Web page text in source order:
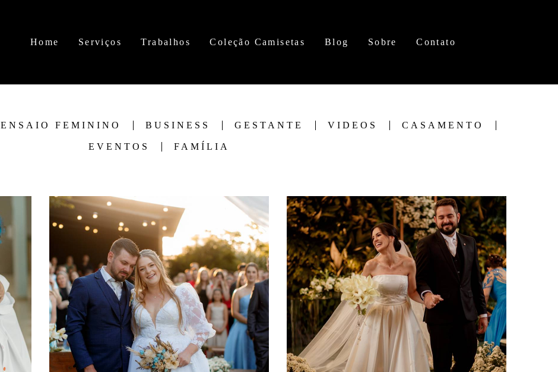
Home Serviços Trabalhos Coleção Camisetas Blog Sobre Contato
ENSAIO FEMININO BUSINESS GESTANTE VIDEOS CASAMENTO
EVENTOS FAMÍLIA
250 5 240 0